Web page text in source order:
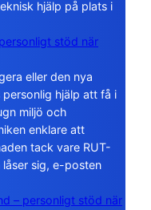
hjälp på plats i
stöd när
eller den nya
hjälp att få i
miljö och
enklare att
tack vare RUT-
sig, e-posten
– personligt stöd när